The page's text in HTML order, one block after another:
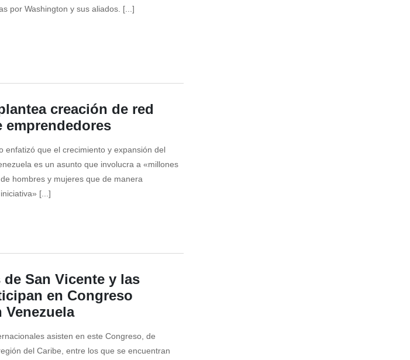
por Washington y sus aliados. [...]
creación de red
emprendedores
enfatizó que el crecimiento y expansión del
es un asunto que involucra a «millones
hombres y mujeres que de manera
[...]
San Vicente y las
en Congreso
Venezuela
asisten en este Congreso, de
del Caribe, entre los que se encuentran